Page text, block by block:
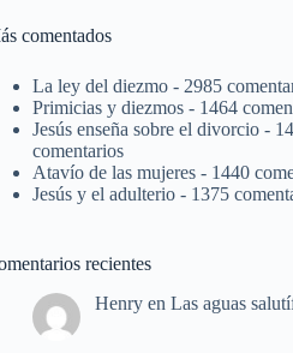
comentados
La ley del diezmo - 2985
Primicias y diezmos - 1464
Jesús enseña sobre el divorcio -
comentarios
Atavío de las mujeres - 1440
Jesús y el adulterio - 1375
recientes
Henry enLas aguas